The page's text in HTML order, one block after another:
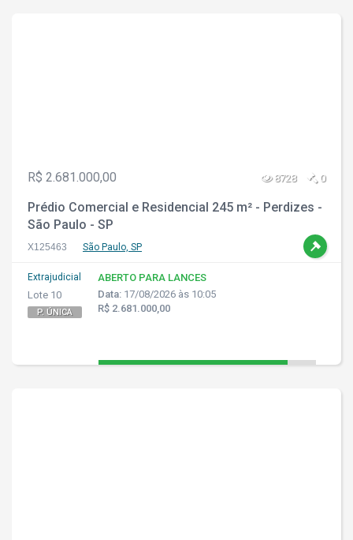
R$ 2.681.000,00 8728 0
Prédio Comercial e Residencial 245 m² - Perdizes -
São Paulo - SP
X125463 São Paulo, SP
Extrajudicial
Lote 10
P. ÚNICA
ABERTO PARA LANCES
Data: 17/08/2026 às 10:05
R$ 2.681.000,00